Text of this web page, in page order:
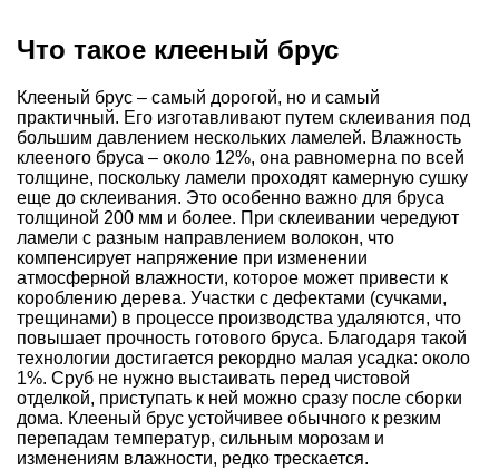
Что такое клееный брус
Клееный брус – самый дорогой, но и самый
практичный. Его изготавливают путем склеивания под
большим давлением нескольких ламелей. Влажность
клееного бруса – около 12%, она равномерна по всей
толщине, поскольку ламели проходят камерную сушку
еще до склеивания. Это особенно важно для бруса
толщиной 200 мм и более. При склеивании чередуют
ламели с разным направлением волокон, что
компенсирует напряжение при изменении
атмосферной влажности, которое может привести к
короблению дерева. Участки с дефектами (сучками,
трещинами) в процессе производства удаляются, что
повышает прочность готового бруса. Благодаря такой
технологии достигается рекордно малая усадка: около
1%. Сруб не нужно выстаивать перед чистовой
отделкой, приступать к ней можно сразу после сборки
дома. Клееный брус устойчивее обычного к резким
перепадам температур, сильным морозам и
изменениям влажности, редко трескается.